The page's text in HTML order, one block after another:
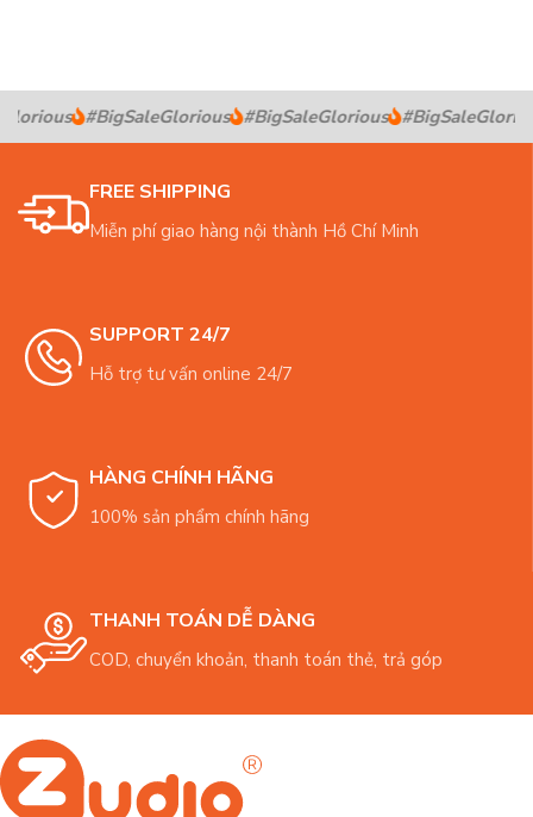
#BigSaleGlorious #BigSaleGlorious
FREE SHIPPING
Miễn phí giao hàng nội thành Hồ Chí Minh
SUPPORT 24/7
Hỗ trợ tư vấn online 24/7
HÀNG CHÍNH HÃNG
100% sản phẩm chính hãng
THANH TOÁN DỄ DÀNG
COD, chuyển khoản, thanh toán thẻ, trả góp